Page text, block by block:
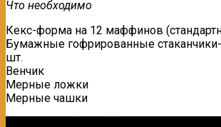
Что необходимо
Кекс-форма на 12 маффинов
Бумажные гофрированные
шт.
Венчик
Мерные ложки
Мерные чашки